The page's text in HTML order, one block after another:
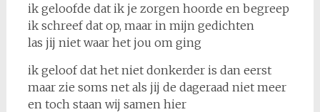
ik geloofde dat ik je zorgen hoorde en begreep
ik schreef dat op, maar in mijn gedichten
las jij niet waar het jou om ging
ik geloof dat het niet donkerder is dan eerst
maar zie soms net als jij de dageraad niet meer
en toch staan wij samen hier